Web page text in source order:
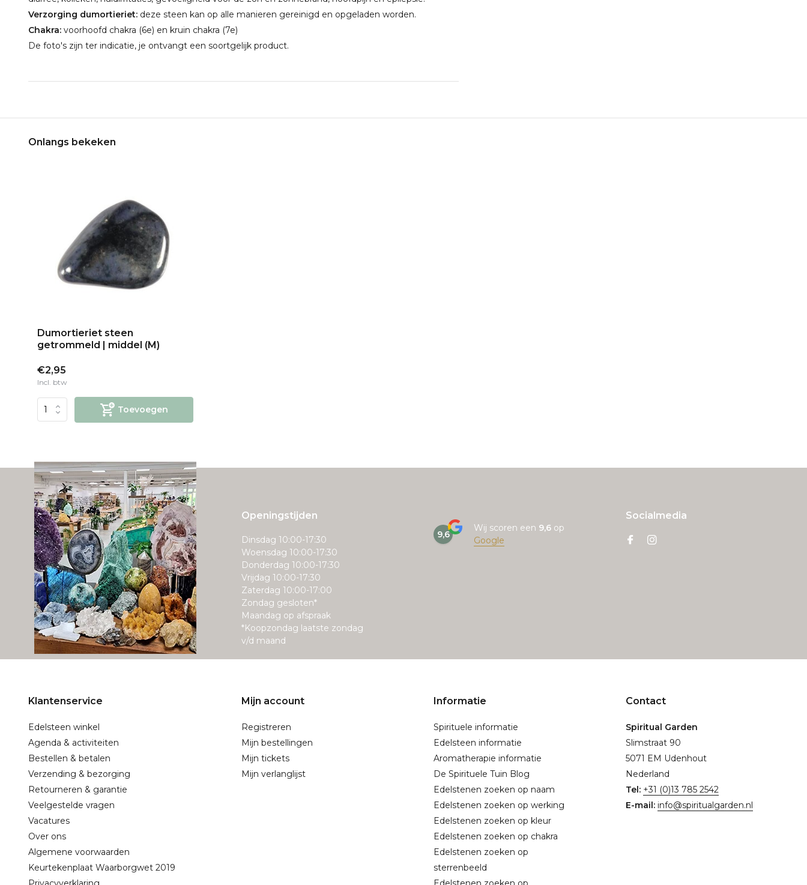
Verzorging dumortieriet: deze steen kan op alle manieren gereinigd en opgeladen worden.
Chakra: voorhoofd chakra (6e) en kruin chakra (7e)
De foto's zijn ter indicatie, je ontvangt een soortgelijk product.
Onlangs bekeken
Dumortieriet steen
getrommeld | middel (M)
€2,95
Incl. btw
Toevoegen
Openingstijden
Dinsdag 10:00-17:30
Woensdag 10:00-17:30
Donderdag 10:00-17:30
Vrijdag 10:00-17:30
Zaterdag 10:00-17:00
Zondag gesloten*
Maandag op afspraak
*Koopzondag laatste zondag
v/d maand
9,6
Wij scoren een 9,6 op
Google
Socialmedia
Klantenservice
Edelsteen winkel
Agenda & activiteiten
Bestellen & betalen
Verzending & bezorging
Retourneren & garantie
Veelgestelde vragen
Vacatures
Over ons
Algemene voorwaarden
Keurtekenplaat Waarborgwet 2019
Mijn account
Registreren
Mijn bestellingen
Mijn tickets
Mijn verlanglijst
Informatie
Spirituele informatie
Edelsteen informatie
Aromatherapie informatie
De Spirituele Tuin Blog
Edelstenen zoeken op naam
Edelstenen zoeken op werking
Edelstenen zoeken op kleur
Edelstenen zoeken op chakra
Edelstenen zoeken op
sterrenbeeld
Contact
Spiritual Garden
Slimstraat 90
5071 EM Udenhout
Nederland
Tel: +31 (0)13 785 2542
E-mail: info@spiritualgarden.nl